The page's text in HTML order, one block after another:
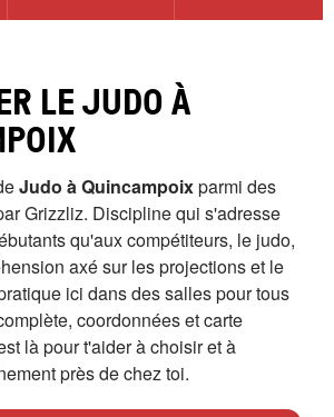
LE JUDO À
Judo à Quincampoixparmi des
Grizzliz. Discipline qui s'adresse
qu'aux compétiteurs, le judo,
axé sur les projections et le
ici dans des salles pour tous
coordonnées et carte
là pour t'aider à choisir et à
près de chez toi.